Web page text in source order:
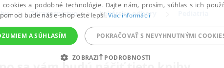
Zdravotníctvo Lekárske odbory
cookies a podobné technológie. Dajte nám, prosím, súhlas s ich
bude náš e-shop ešte lepší.Viac informácií
A SÚHLASÍM POKRAČOVAŤ S NEVYHNUTNÝMI
ZOBRAZIŤ PODROBNOSTI